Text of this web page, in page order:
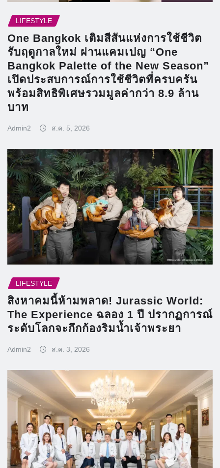
LIFESTYLE
One Bangkok เติมสีสันแห่งการใช้ชีวิต
รับฤดูกาลใหม่ ผ่านแคมเปญ “One
Bangkok Palette of the New Season”
เปิดประสบการณ์การใช้ชีวิตที่ครบครัน
พร้อมสิทธิพิเศษรวมมูลค่ากว่า 8.9 ล้าน
บาท
Admin2 ส.ค. 5, 2026
LIFESTYLE
สิงหาคมนี้ห้ามพลาด! Jurassic World:
The Experience ฉลอง 1 ปี ปรากฏการณ์
ระดับโลกจะกึกก้องริมน้ำเจ้าพระยา
Admin2 ส.ค. 3, 2026